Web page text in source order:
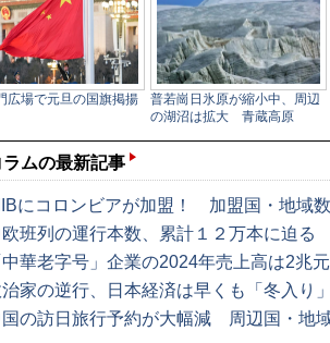
ラムの最新記事
にコロンビアが加盟！ 加盟国・地域
班列の運行本数、累計１２万本に迫る
中華老字号」企業の2024年売上高は2兆
家の逆行、日本経済は早くも「冬入り」
の訪日旅行予約が大幅減 周辺国・地